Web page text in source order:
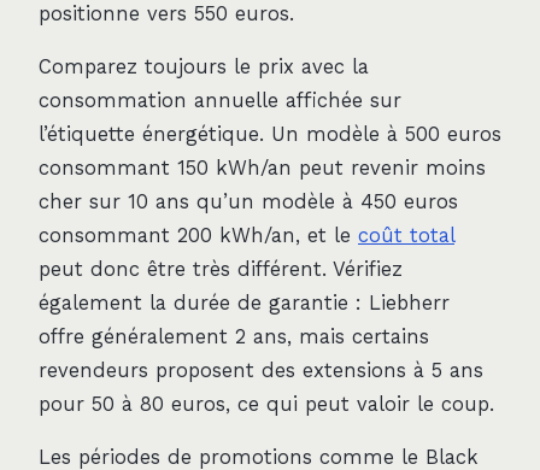
positionne vers 550 euros.
Comparez toujours le prix avec la
consommation annuelle affichée sur
l’étiquette énergétique. Un modèle à 500 euros
consommant 150 kWh/an peut revenir moins
cher sur 10 ans qu’un modèle à 450 euros
consommant 200 kWh/an, et le coût total
peut donc être très différent. Vérifiez
également la durée de garantie : Liebherr
offre généralement 2 ans, mais certains
revendeurs proposent des extensions à 5 ans
pour 50 à 80 euros, ce qui peut valoir le coup.
Les périodes de promotions comme le Black